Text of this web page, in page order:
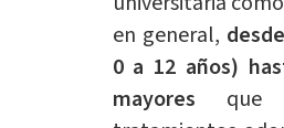
en general,
0 a 12 años)
mayores que